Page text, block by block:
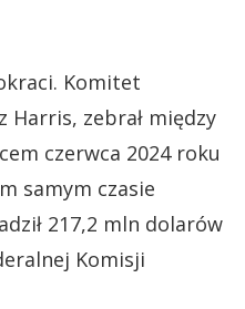
Komitet
Harris, zebrał między
czerwca 2024 roku
samym czasie
217,2 mln dolarów
Komisji